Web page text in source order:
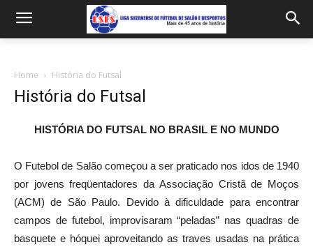
Home História do Futsal
História do Futsal
HISTÓRIA DO FUTSAL NO BRASIL E NO MUNDO
O Futebol de Salão começou a ser praticado nos idos de 1940
por jovens freqüentadores da Associação Cristã de Moços
(ACM) de São Paulo. Devido à dificuldade para encontrar
campos de futebol, improvisaram “peladas” nas quadras de
basquete e hóquei aproveitando as traves usadas na prática